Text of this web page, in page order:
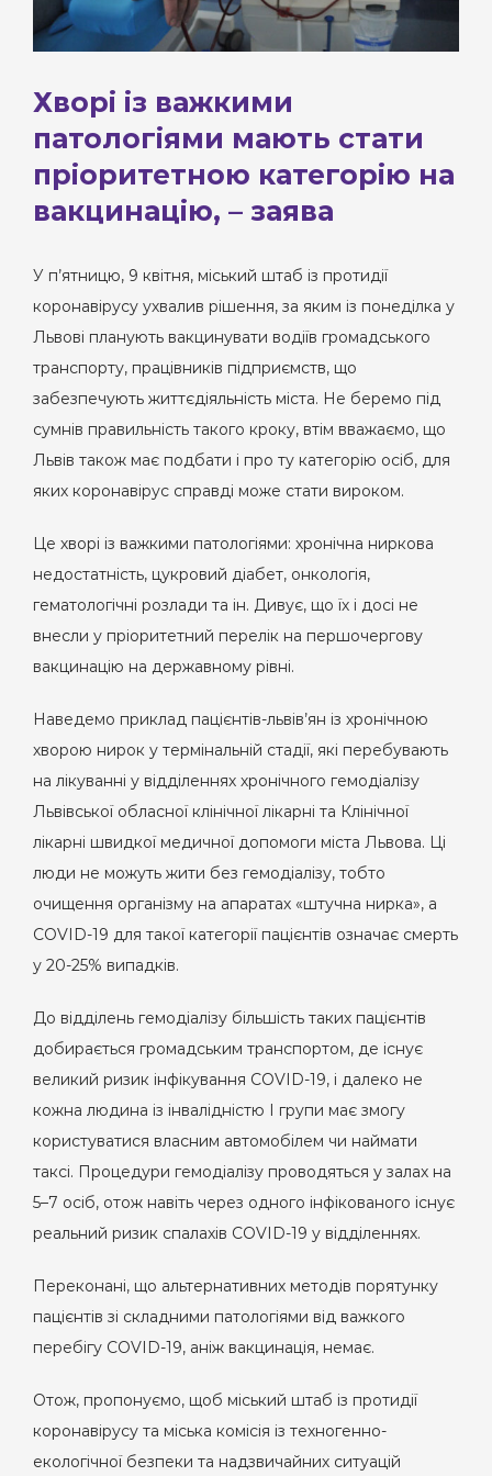
Хворі із важкими
патологіями мають стати
пріоритетною категорію на
вакцинацію, – заява
У п’ятницю, 9 квітня, міський штаб із протидії
коронавірусу ухвалив рішення, за яким із понеділка у
Львові планують вакцинувати водіїв громадського
транспорту, працівників підприємств, що
забезпечують життєдіяльність міста. Не беремо під
сумнів правильність такого кроку, втім вважаємо, що
Львів також має подбати і про ту категорію осіб, для
яких коронавірус справді може стати вироком.
Це хворі із важкими патологіями: хронічна ниркова
недостатність, цукровий діабет, онкологія,
гематологічні розлади та ін. Дивує, що їх і досі не
внесли у пріоритетний перелік на першочергову
вакцинацію на державному рівні.
Наведемо приклад пацієнтів-львів’ян із хронічною
хворою нирок у термінальній стадії, які перебувають
на лікуванні у відділеннях хронічного гемодіалізу
Львівської обласної клінічної лікарні та Клінічної
лікарні швидкої медичної допомоги міста Львова. Ці
люди не можуть жити без гемодіалізу, тобто
очищення організму на апаратах «штучна нирка», а
COVID-19 для такої категорії пацієнтів означає смерть
у 20-25% випадків.
До відділень гемодіалізу більшість таких пацієнтів
добирається громадським транспортом, де існує
великий ризик інфікування COVID-19, і далеко не
кожна людина із інвалідністю І групи має змогу
користуватися власним автомобілем чи наймати
таксі. Процедури гемодіалізу проводяться у залах на
5–7 осіб, отож навіть через одного інфікованого існує
реальний ризик спалахів COVID-19 у відділеннях.
Переконані, що альтернативних методів порятунку
пацієнтів зі складними патологіями від важкого
перебігу COVID-19, аніж вакцинація, немає.
Отож, пропонуємо, щоб міський штаб із протидії
коронавірусу та міська комісія із техногенно-
екологічної безпеки та надзвичайних ситуацій